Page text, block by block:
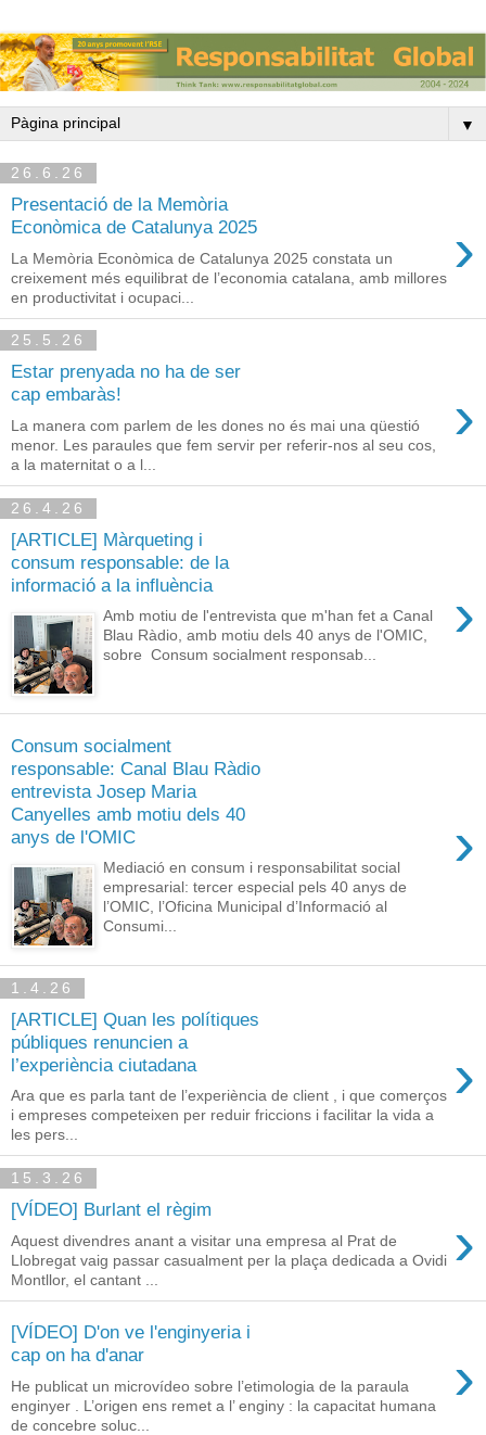
▼
26.6.26
Presentació de la Memòria
Econòmica de Catalunya 2025
›
La Memòria Econòmica de Catalunya 2025 constata un
creixement més equilibrat de l’economia catalana, amb millores
en productivitat i ocupaci...
25.5.26
Estar prenyada no ha de ser
cap embaràs!
›
La manera com parlem de les dones no és mai una qüestió
menor. Les paraules que fem servir per referir-nos al seu cos,
a la maternitat o a l...
26.4.26
[ARTICLE] Màrqueting i
consum responsable: de la
informació a la influència
›
Amb motiu de l'entrevista que m'han fet a Canal
Blau Ràdio, amb motiu dels 40 anys de l'OMIC,
sobre Consum socialment responsab...
Consum socialment
responsable: Canal Blau Ràdio
entrevista Josep Maria
Canyelles amb motiu dels 40
anys de l'OMIC
›
Mediació en consum i responsabilitat social
empresarial: tercer especial pels 40 anys de
l’OMIC, l’Oficina Municipal d’Informació al
Consumi...
1.4.26
[ARTICLE] Quan les polítiques
públiques renuncien a
l’experiència ciutadana
›
Ara que es parla tant de l’experiència de client , i que comerços
i empreses competeixen per reduir friccions i facilitar la vida a
les pers...
15.3.26
[VÍDEO] Burlant el règim ›
Aquest divendres anant a visitar una empresa al Prat de
Llobregat vaig passar casualment per la plaça dedicada a Ovidi
Montllor, el cantant ...
[VÍDEO] D'on ve l'enginyeria i
cap on ha d'anar
›
He publicat un microvídeo sobre l’etimologia de la paraula
enginyer . L’origen ens remet a l’ enginy : la capacitat humana
de concebre soluc...